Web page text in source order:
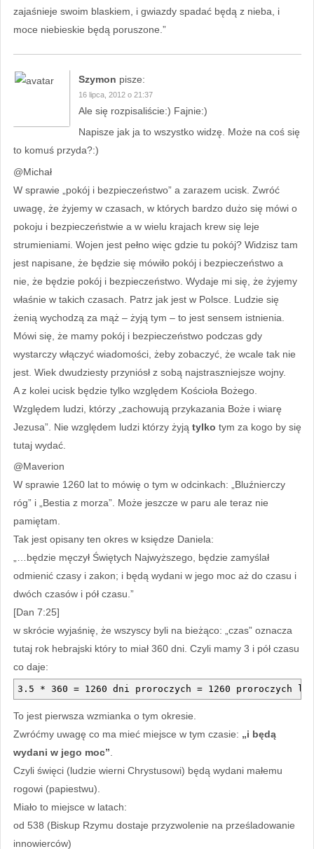
zajaśnieje swoim blaskiem, i gwiazdy spadać będą z nieba, i
moce niebieskie będą poruszone.”
Szymon pisze:
16 lipca, 2012 o 21:37
Ale się rozpisaliście:) Fajnie:)
Napisze jak ja to wszystko widzę. Może na coś się
to komuś przyda?:)
@Michał
W sprawie „pokój i bezpieczeństwo” a zarazem ucisk. Zwróć
uwagę, że żyjemy w czasach, w których bardzo dużo się mówi o
pokoju i bezpieczeństwie a w wielu krajach krew się leje
strumieniami. Wojen jest pełno więc gdzie tu pokój? Widzisz tam
jest napisane, że będzie się mówiło pokój i bezpieczeństwo a
nie, że będzie pokój i bezpieczeństwo. Wydaje mi się, że żyjemy
właśnie w takich czasach. Patrz jak jest w Polsce. Ludzie się
żenią wychodzą za mąż – żyją tym – to jest sensem istnienia.
Mówi się, że mamy pokój i bezpieczeństwo podczas gdy
wystarczy włączyć wiadomości, żeby zobaczyć, że wcale tak nie
jest. Wiek dwudziesty przyniósł z sobą najstraszniejsze wojny.
A z kolei ucisk będzie tylko względem Kościoła Bożego.
Względem ludzi, którzy „zachowują przykazania Boże i wiarę
Jezusa”. Nie względem ludzi którzy żyją tylko tym za kogo by się
tutaj wydać.
@Maverion
W sprawie 1260 lat to mówię o tym w odcinkach: „Bluźnierczy
róg” i „Bestia z morza”. Może jeszcze w paru ale teraz nie
pamiętam.
Tak jest opisany ten okres w księdze Daniela:
„…będzie męczył Świętych Najwyższego, będzie zamyślał
odmienić czasy i zakon; i będą wydani w jego moc aż do czasu i
dwóch czasów i pół czasu.”
[Dan 7:25]
w skrócie wyjaśnię, że wszyscy byli na bieżąco: „czas” oznacza
tutaj rok hebrajski który to miał 360 dni. Czyli mamy 3 i pół czasu
co daje:
3.5 * 360 = 1260 dni proroczych = 1260 proroczych
To jest pierwsza wzmianka o tym okresie.
Zwróćmy uwagę co ma mieć miejsce w tym czasie: „i będą
wydani w jego moc”.
Czyli święci (ludzie wierni Chrystusowi) będą wydani małemu
rogowi (papiestwu).
Miało to miejsce w latach:
od 538 (Biskup Rzymu dostaje przyzwolenie na prześladowanie
innowierców)